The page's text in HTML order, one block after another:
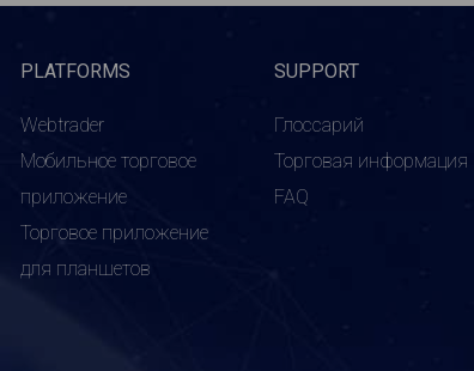
PLATFORMS
Webtrader
Мобильное торговое
приложение
Торговое приложение
для планшетов
SUPPORT
Глоссарий
Торговая информация
FAQ